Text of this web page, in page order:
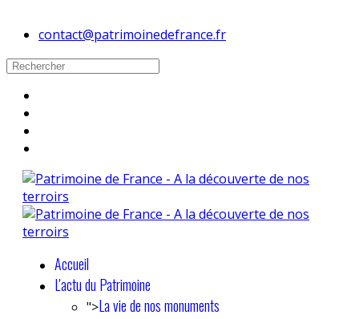
contact@patrimoinedefrance.fr
Accueil
L'actu du Patrimoine
">La vie de nos monuments